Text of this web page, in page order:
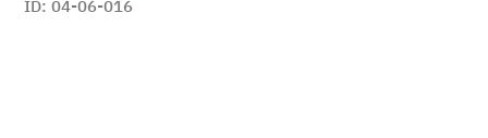
ID: 04-06-016